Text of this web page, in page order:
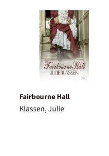
Fairbourne Hall
Klassen, Julie